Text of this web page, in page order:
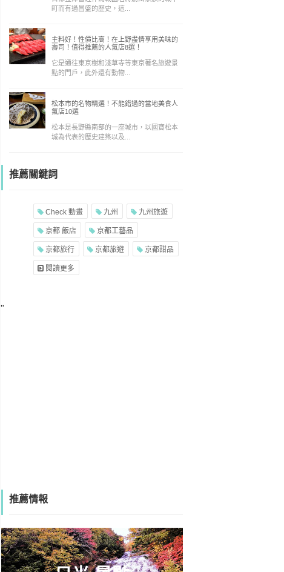
町而有過昌盛的歷史，這...
主料好！性價比高！在上野盡情享用美味的
壽司！值得推薦的人氣店8選！
它是通往東京樹和淺草寺等東京著名旅遊景
點的門戶，此外還有動物...
松本市的名物精選！不能錯過的當地美食人
氣店10選
松本是長野縣南部的一座城市，以國寶松本
城為代表的歷史建築以及...
推薦關鍵詞
Check 動畫 九州 九州旅遊
京都 飯店 京都工藝品
京都旅行 京都旅遊 京都甜品
閱讀更多
"
推薦情報